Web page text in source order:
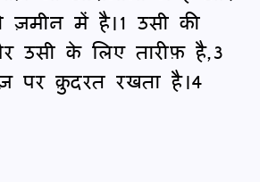
ज़मीन में है।1 उसी की
उसी के लिए तारीफ़ है,3
पर क़ुदरत रखता है।4